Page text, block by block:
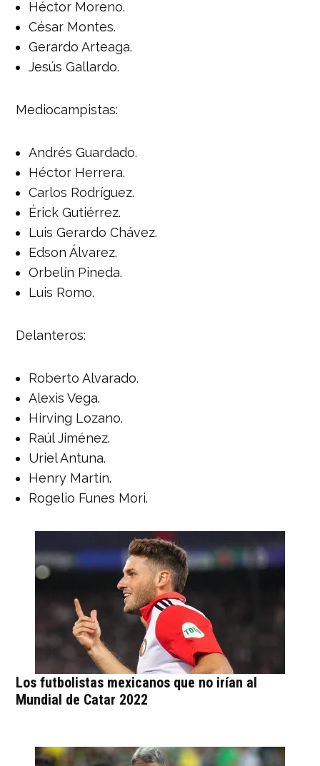
Héctor Moreno.
César Montes.
Gerardo Arteaga.
Jesús Gallardo.
Mediocampistas:
Andrés Guardado.
Héctor Herrera.
Carlos Rodríguez.
Érick Gutiérrez.
Luis Gerardo Chávez.
Edson Álvarez.
Orbelín Pineda.
Luis Romo.
Delanteros:
Roberto Alvarado.
Alexis Vega.
Hirving Lozano.
Raúl Jiménez.
Uriel Antuna.
Henry Martín.
Rogelio Funes Mori.
Los futbolistas mexicanos que no irían al
Mundial de Catar 2022